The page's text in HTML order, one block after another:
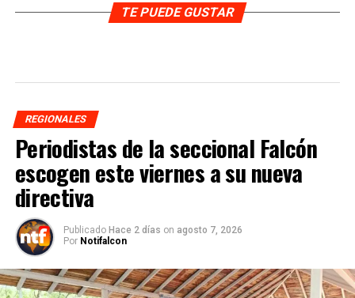
TE PUEDE GUSTAR
REGIONALES
Periodistas de la seccional Falcón
escogen este viernes a su nueva
directiva
Publicado Hace 2 días on agosto 7, 2026
Por Notifalcon